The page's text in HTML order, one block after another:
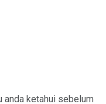
anda ketahui sebelum